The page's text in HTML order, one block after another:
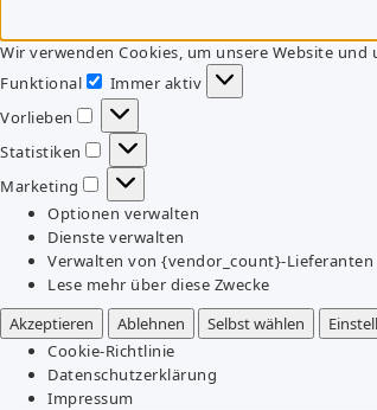
Wir verwenden Cookies, um unsere Website und
Funktional
Funktional
Immer aktiv
Vorlieben
Vorlieben
Statistiken
Statistiken
Marketing
Marketing
Optionen verwalten
Dienste verwalten
Verwalten von {vendor_count}-Lieferanten
Lese mehr über diese Zwecke
Akzeptieren
Ablehnen Selbst wählen
Cookie-Richtlinie
Datenschutzerklärung
Impressum